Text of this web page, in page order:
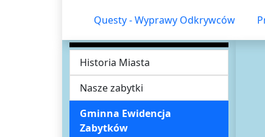
Questy - Wyprawy Odkrywców
Historia Miasta
Nasze zabytki
Gminna Ewidencja
Zabytków